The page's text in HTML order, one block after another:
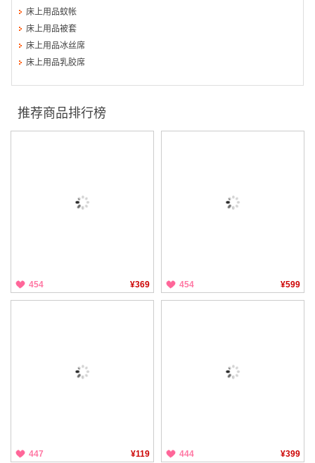
床上用品蚊帐
床上用品被套
床上用品冰丝席
床上用品乳胶席
推荐商品排行榜
454 ¥369 454 ¥599
447 ¥119 444 ¥399